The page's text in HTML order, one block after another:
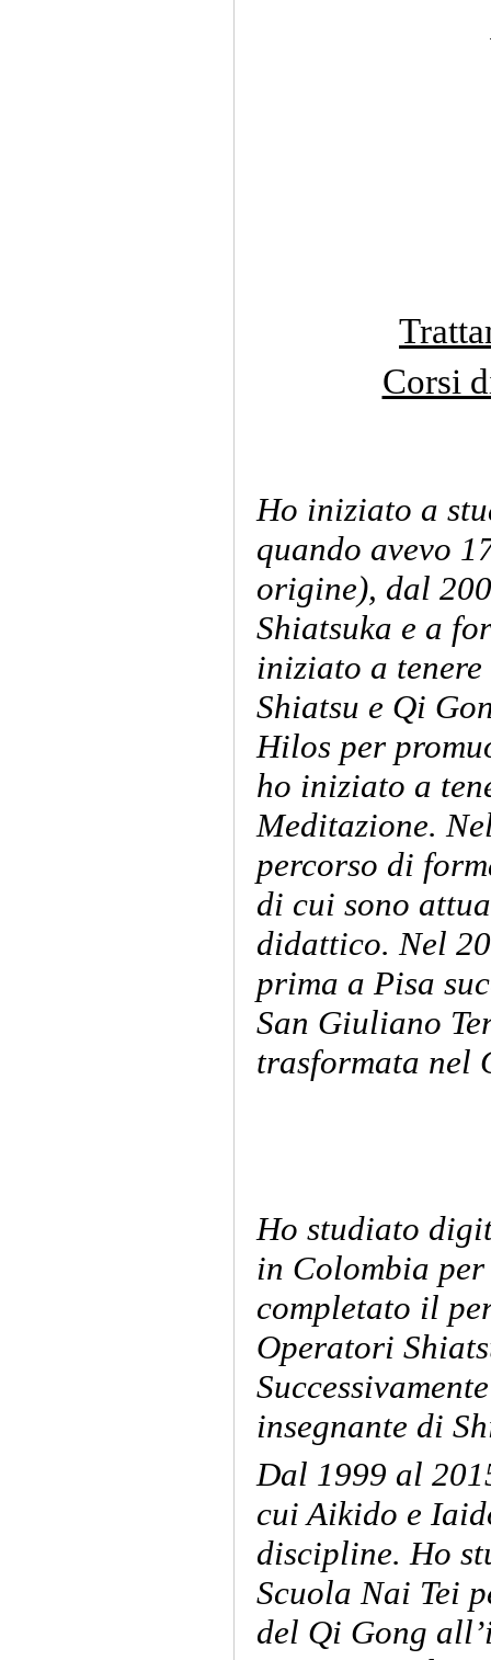
Corsi
Ho iniziato a
quando avevo
origine), dal
Shiatsuka e a
iniziato a
Shiatsu e Qi
Hilos per
ho iniziato a
Meditazione.
percorso di
di cui sono
didattico. Nel
prima a Pisa
San Giuliano
trasformata nel
Ho studiato
in Colombia
completato il
Operatori
insegnante di
Dal 1999 al
cui Aikido e
discipline. Ho
Scuola Nai Tei
del Qi Gong